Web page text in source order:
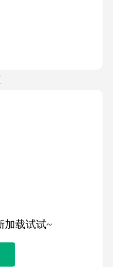
加载试试~